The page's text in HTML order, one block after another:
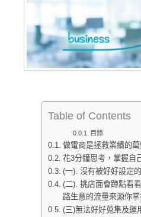
Table of Contents
目錄
做電商是拯救業績的萬
花3分鐘思考，掌握自
(一). 沒有被好好設定
(二). 挑店面會蹲點看
路生意的流量來源你
(三)無法好好蒐集及運